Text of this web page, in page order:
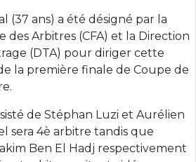
(37 ans) a été désigné par la
des Arbitres (CFA) et la Direction
(DTA) pour diriger cette
la première finale de Coupe de
de Stéphan Luzi et Aurélien
sera 4è arbitre tandis que
Ben El Hadj respectivement